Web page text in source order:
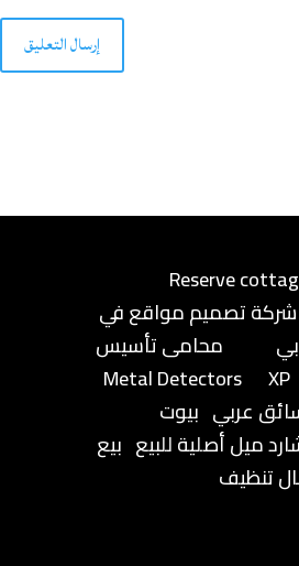
إرسال التعليق
Reserve
تصميم مواقع في
محامى تأسيس
Metal Detectors
XP
عربي بيوت
ميل أصلية للبيع بيع
تنظيف